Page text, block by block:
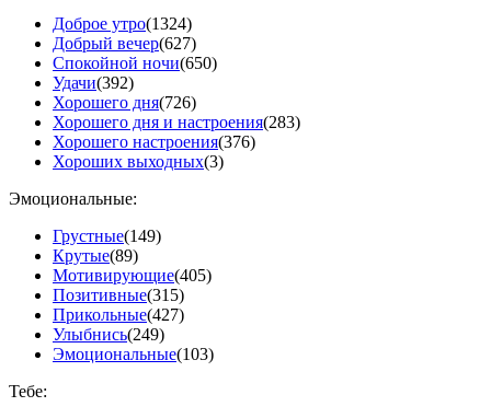
Доброе утро(1324)
Добрый вечер(627)
Спокойной ночи(650)
Удачи(392)
Хорошего дня(726)
Хорошего дня и настроения(283)
Хорошего настроения(376)
Хороших выходных(3)
Эмоциональные:
Грустные(149)
Крутые(89)
Мотивирующие(405)
Позитивные(315)
Прикольные(427)
Улыбнись(249)
Эмоциональные(103)
Тебе: